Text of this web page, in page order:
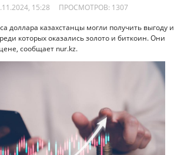
15:28 ПРОСМОТРОВ: 1307
доллара казахстанцы могли получить выгоду и
которых оказались золото и биткоин. Они
сообщает nur.kz.